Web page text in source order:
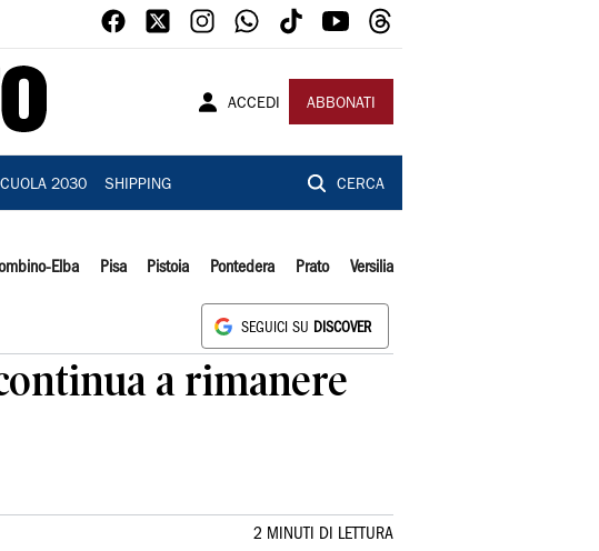
ACCEDI ABBONATI
2030 SHIPPING CERCA
Elba Pisa Pistoia Pontedera Prato Versilia
SEGUICI SU DISCOVER
a rimanere
2 MINUTI DI LETTURA